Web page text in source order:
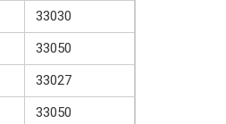
33030
33050
33027
33050